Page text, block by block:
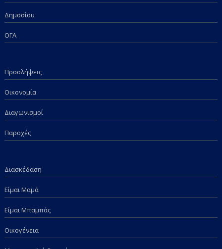
Δημοσίου
ΟΓΑ
Προσλήψεις
Οικονομία
Διαγωνισμοί
Παροχές
Διασκέδαση
Είμαι Μαμά
Είμαι Μπαμπάς
Οικογένεια